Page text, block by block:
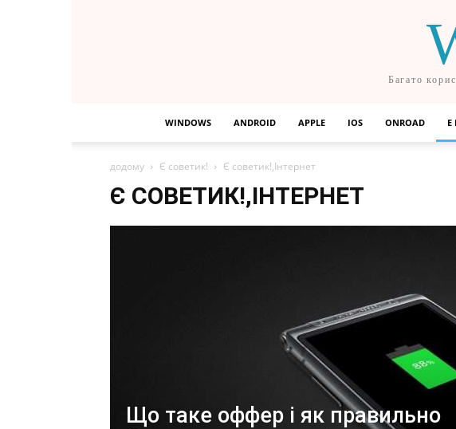
Багато
WINDOWS ANDROID APPLE IOS ONROAD Е
додому Є советик! Є советик!,Інтернет
Є СОВЕТИК!,ІНТЕРНЕТ
Що таке оффер і як правильно